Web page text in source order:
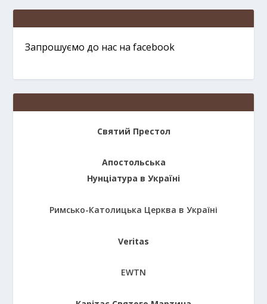
Запрошуємо до нас на facebook
Святий Престол
Апостольська
Нунціатура в Україні
Римсько-Католицька Церква в Україні
Veritas
EWTN